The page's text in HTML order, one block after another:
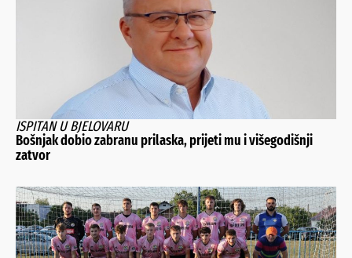
ISPITAN U BJELOVARU
Bošnjak dobio zabranu prilaska, prijeti mu i višegodišnji
zatvor